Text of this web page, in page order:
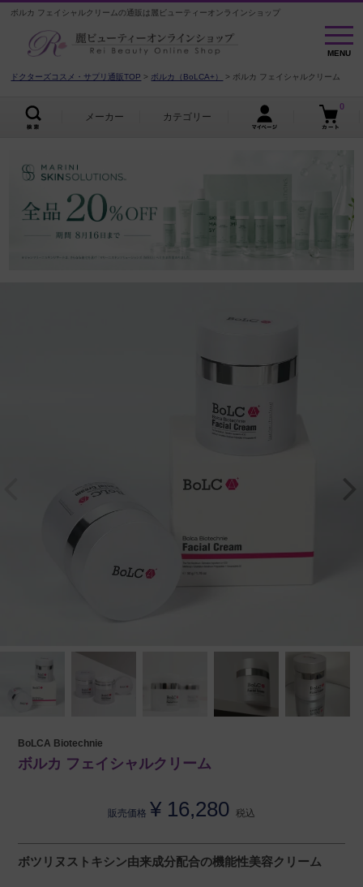
ボルカ フェイシャルクリームの通販は麗ビューティーオンラインショップ
MENU
MENU
ドクターズコスメ・サプリ通販TOP ボルカ（BoLCA+） ボルカ フェイシャルクリーム
メーカー カテゴリー
0
BoLCA Biotechnie
ボルカ フェイシャルクリーム
販売価格 ¥ 16,280 税込
ボツリヌストキシン由来成分配合の機能性美容クリーム